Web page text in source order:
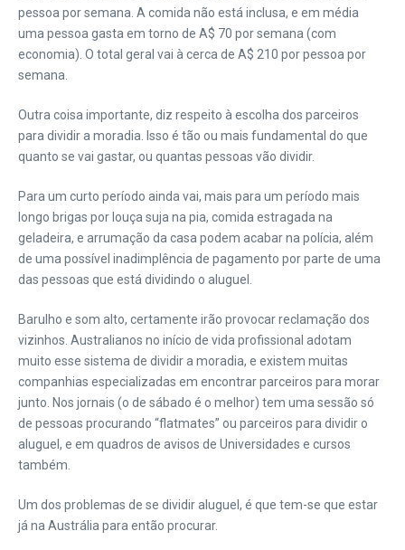
pessoa por semana. A comida não está inclusa, e em média
uma pessoa gasta em torno de A$ 70 por semana (com
economia). O total geral vai à cerca de A$ 210 por pessoa por
semana.
Outra coisa importante, diz respeito à escolha dos parceiros
para dividir a moradia. Isso é tão ou mais fundamental do que
quanto se vai gastar, ou quantas pessoas vão dividir.
Para um curto período ainda vai, mais para um período mais
longo brigas por louça suja na pia, comida estragada na
geladeira, e arrumação da casa podem acabar na polícia, além
de uma possível inadimplência de pagamento por parte de uma
das pessoas que está dividindo o aluguel.
Barulho e som alto, certamente irão provocar reclamação dos
vizinhos. Australianos no início de vida profissional adotam
muito esse sistema de dividir a moradia, e existem muitas
companhias especializadas em encontrar parceiros para morar
junto. Nos jornais (o de sábado é o melhor) tem uma sessão só
de pessoas procurando “flatmates” ou parceiros para dividir o
aluguel, e em quadros de avisos de Universidades e cursos
também.
Um dos problemas de se dividir aluguel, é que tem-se que estar
já na Austrália para então procurar.